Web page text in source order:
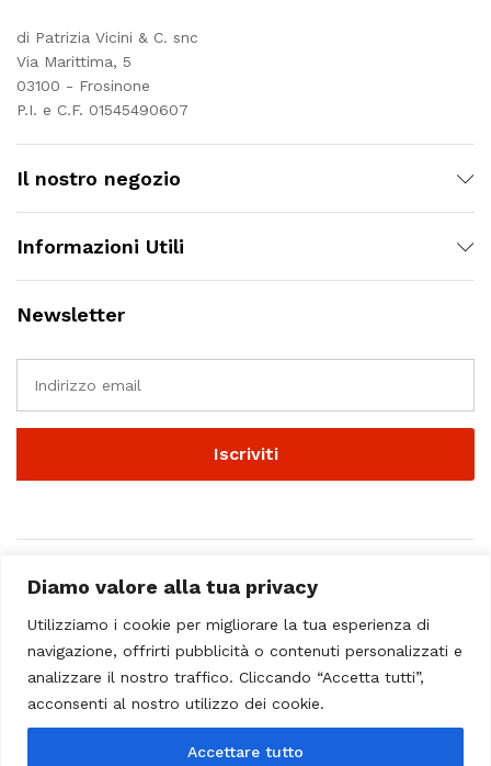
Diamo valore alla tua privacy
Utilizziamo i cookie per migliorare la tua esperienza di
navigazione, offrirti pubblicità o contenuti personalizzati e
analizzare il nostro traffico. Cliccando “Accetta tutti”,
acconsenti al nostro utilizzo dei cookie.
Accettare tutto
di Patrizia Vicini & C. snc
Via Marittima, 5
03100 - Frosinone
P.I. e C.F. 01545490607
Il nostro negozio
Informazioni Utili
Newsletter
© 2023 - Casa Musicale Vicini. All Rights Reserved